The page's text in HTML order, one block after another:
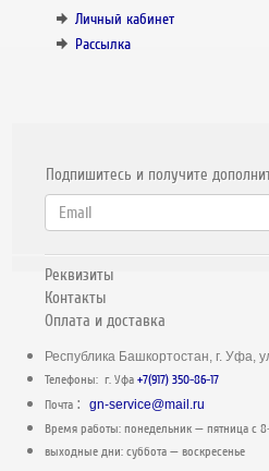
Личный кабинет
Рассылка
Подпишитесь и получите
Реквизиты
Контакты
Оплата и доставка
Республика Башкортостан, г. Уфа,
Телефоны: г. Уфа+7(917) 350-86-17
Почта :gn-service@mail.ru
Время работы: понедельник — пятница c
выходные дни: суббота — воскресенье